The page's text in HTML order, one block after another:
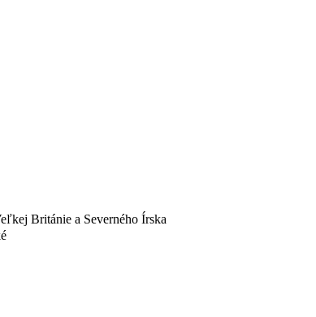
Británie a Severného Írska